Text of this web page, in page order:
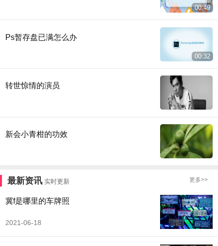
00:49
Ps暂存盘已满怎么办
00:32
转世惊情的演员
新会小青柑的功效
最新资讯 实时更新 更多>>
冀f是哪里的车牌照
2021-06-18